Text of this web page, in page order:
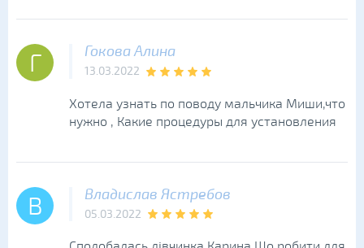
Г Гокова Алина
13.03.2022
Хотела узнать по поводу мальчика Миши,что
нужно , Какие процедуры для установления
В Владислав Ястребов
05.03.2022